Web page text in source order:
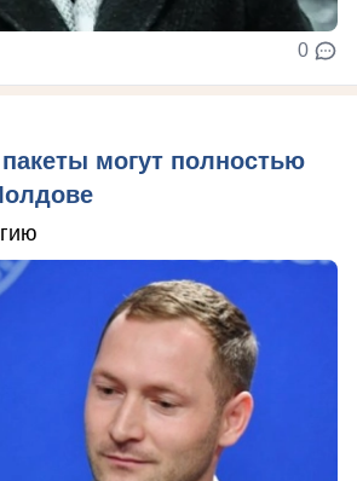
0
могут полностью